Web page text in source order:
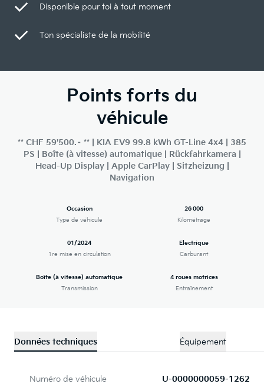
Disponible pour toi à tout moment
Ton spécialiste de la mobilité
Points forts du
véhicule
** CHF 59'500.– ** | KIA EV9 99.8 kWh GT-Line 4x4 | 385
PS | Boîte (à vitesse) automatique | Rückfahrkamera |
Head-Up Display | Apple CarPlay | Sitzheizung |
Navigation
Occasion
Type de véhicule
26 000
Kilométrage
01/2024
1re mise en circulation
Electrique
Carburant
Boîte (à vitesse) automatique
Transmission
4 roues motrices
Entraînement
Données techniques Équipement
Numéro de véhicule U-0000000059-1262